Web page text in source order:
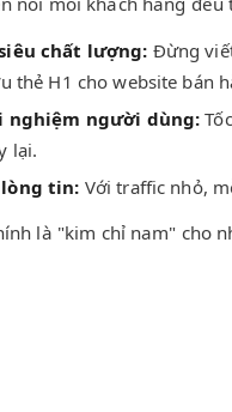
chất lượng: Đừng
thẻ H1 cho website bán
nghiệm người dùng:
lại.
tin: Với traffic nhỏ,
là "kim chỉ nam" cho